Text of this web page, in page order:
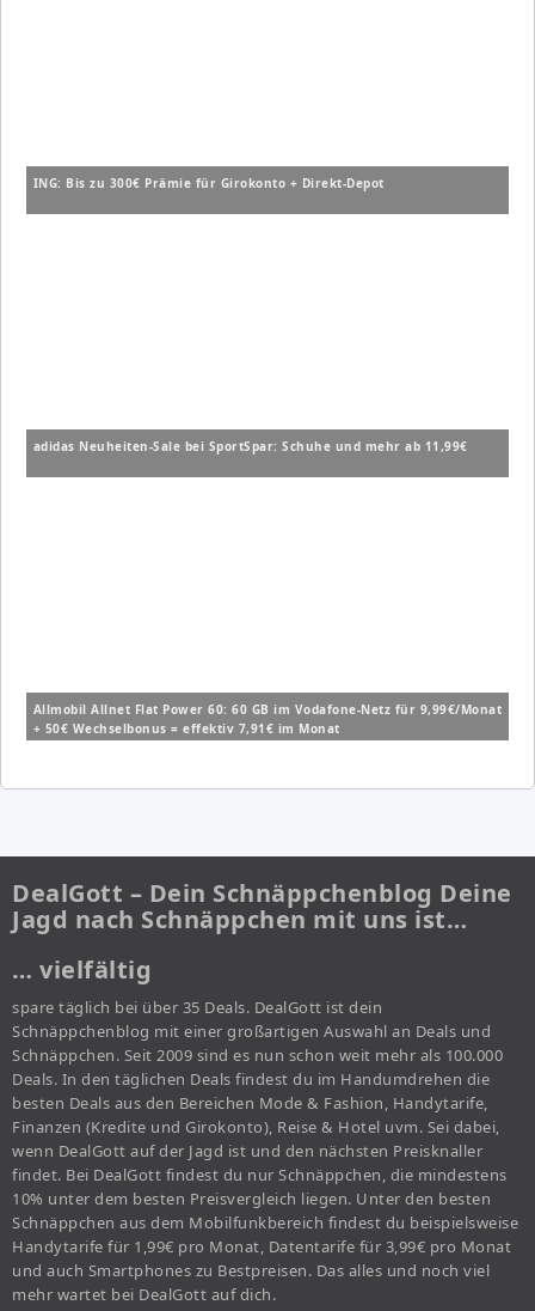
ING: Bis zu 300€ Prämie für Girokonto + Direkt-Depot
adidas Neuheiten-Sale bei SportSpar: Schuhe und mehr ab 11,99€
Allmobil Allnet Flat Power 60: 60 GB im Vodafone-Netz für 9,99€/Monat
+ 50€ Wechselbonus = effektiv 7,91€ im Monat
DealGott – Dein Schnäppchenblog Deine
Jagd nach Schnäppchen mit uns ist…
… vielfältig
spare täglich bei über 35 Deals. DealGott ist dein
Schnäppchenblog mit einer großartigen Auswahl an Deals und
Schnäppchen. Seit 2009 sind es nun schon weit mehr als 100.000
Deals. In den täglichen Deals findest du im Handumdrehen die
besten Deals aus den Bereichen Mode & Fashion, Handytarife,
Finanzen (Kredite und Girokonto), Reise & Hotel uvm. Sei dabei,
wenn DealGott auf der Jagd ist und den nächsten Preisknaller
findet. Bei DealGott findest du nur Schnäppchen, die mindestens
10% unter dem besten Preisvergleich liegen. Unter den besten
Schnäppchen aus dem Mobilfunkbereich findest du beispielsweise
Handytarife für 1,99€ pro Monat, Datentarife für 3,99€ pro Monat
und auch Smartphones zu Bestpreisen. Das alles und noch viel
mehr wartet bei DealGott auf dich.